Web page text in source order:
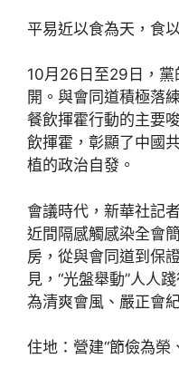
平易近以食為天，食
10月26日至29日，黨
開。與會同道積極落
餐飲揮霍行動的主要
飲揮霍，彰顯了中國
植的政治自發。
會議時代，新華社記
近間隔感觸感染全會
房，從與會同道到保
見，“光盤舉動”人人
為清爽會風、嚴正會
住地：營建“節儉為榮